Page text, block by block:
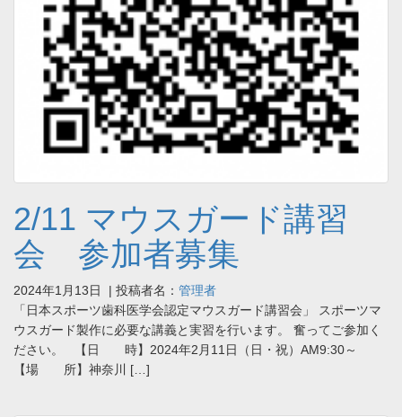
2/11 マウスガード講習
会 参加者募集
2024年1月13日 | 投稿者名： 管理者
「日本スポーツ歯科医学会認定マウスガード講習会」 スポーツマ
ウスガード製作に必要な講義と実習を行います。 奮ってご参加く
ださい。 【日 時】2024年2月11日（日・祝）AM9:30～
【場 所】神奈川 […]